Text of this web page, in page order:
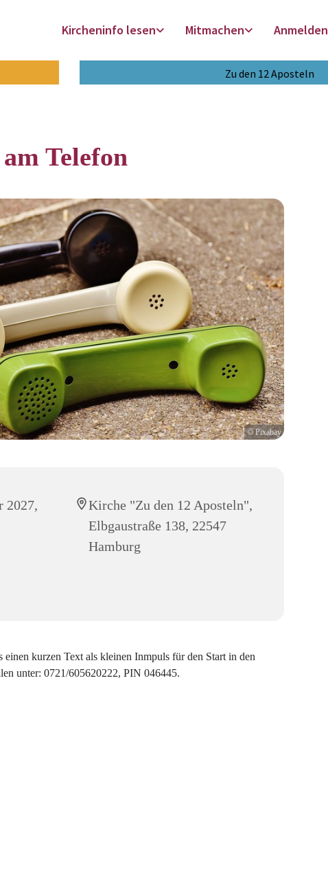
Kircheninfo lesen Mitmachen Anmelden
Zu den 12 Aposteln
Telefon
© Pixabay
2027,
Kirche "Zu den 12 Aposteln",
Elbgaustraße 138, 22547
Hamburg
einen kurzen Text als kleinen Inmpuls für den Start in den
unter: 0721/605620222, PIN 046445.